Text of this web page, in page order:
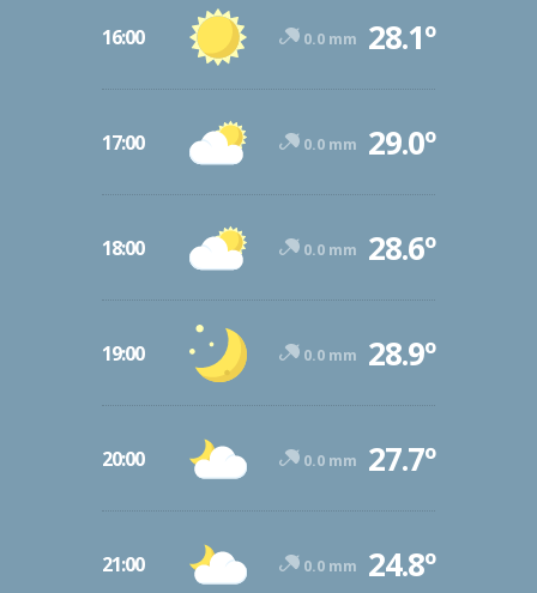
16:00 0.0 mm 28.1º
17:00 0.0 mm 29.0º
18:00 0.0 mm 28.6º
19:00 0.0 mm 28.9º
20:00 0.0 mm 27.7º
21:00 0.0 mm 24.8º